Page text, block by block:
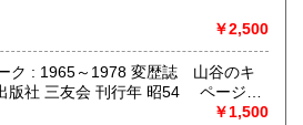
￥2,500
ク : 1965～1978 変歴誌 山谷のキ
￥1,500